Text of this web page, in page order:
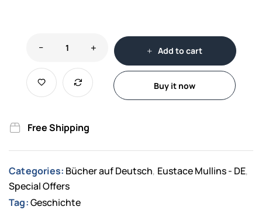
Add to cart
Buy it now
Free Shipping
Categories: Bücher auf Deutsch, Eustace Mullins - DE,
Special Offers
Tag:Geschichte